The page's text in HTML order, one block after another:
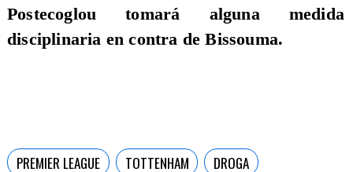
Postecoglou tomará alguna medida
disciplinaria en contra de Bissouma.
PREMIER LEAGUE TOTTENHAM DROGA